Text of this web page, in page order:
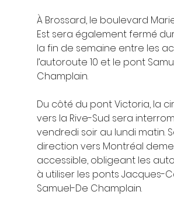
À Brossard, le boulevard
Est sera également fermé
la fin de semaine entre les
l’autoroute 10 et le pont
Champlain.
Du côté du pont Victoria, la
vers la Rive-Sud sera
vendredi soir au lundi matin.
direction vers Montréal
accessible, obligeant les
à utiliser les ponts Jacques-
Samuel-De Champlain.